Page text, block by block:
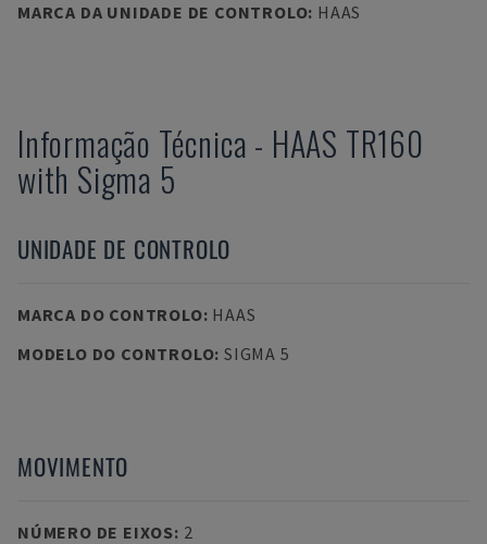
MARCA DA UNIDADE DE CONTROLO: HAAS
Informação Técnica - HAAS TR160
with Sigma 5
UNIDADE DE CONTROLO
MARCA DO CONTROLO: HAAS
MODELO DO CONTROLO: SIGMA 5
MOVIMENTO
NÚMERO DE EIXOS: 2